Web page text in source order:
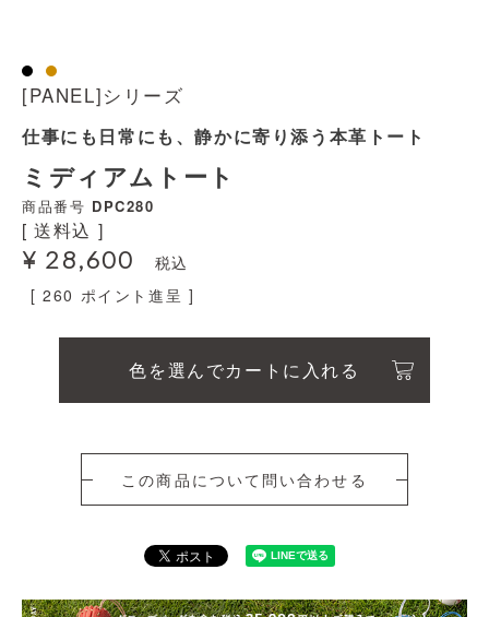
[PANEL]シリーズ
仕事にも日常にも、静かに寄り添う本革トート
ミディアムトート
商品番号 DPC280
送料込
¥ 28,600
税込
[ 260 ポイント進呈 ]
色を選んでカートに入れる
この商品について問い合わせる